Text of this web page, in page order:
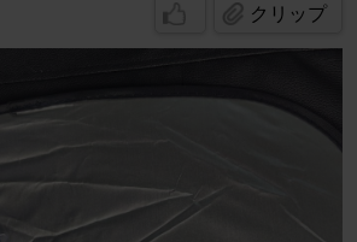
クリップ